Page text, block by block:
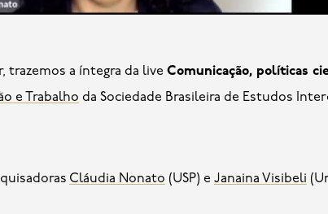
trazemos a íntegra da live Comunicação, políticas
e Trabalho da Sociedade Brasileira de Estudos
Cláudia Nonato (USP) e Janaina Visibeli